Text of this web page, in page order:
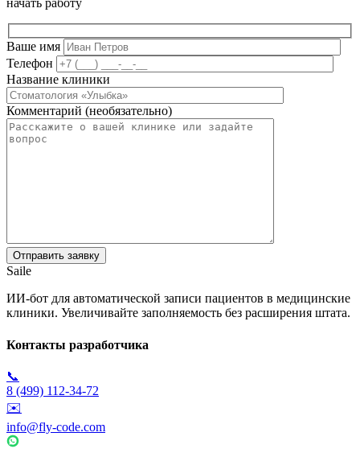
Ваше имя
Телефон
Название клиники
Комментарий (необязательно)
Saile
ИИ-бот для автоматической записи пациентов в медицинские
клиники. Увеличивайте заполняемость без расширения штата.
Контакты разработчика
📞
8 (499) 112-34-72
✉️
info@fly-code.com